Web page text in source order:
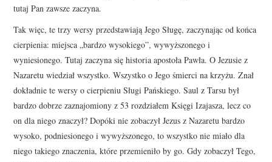
tutaj Pan zawsze zaczyna.
Tak więc, te trzy wersy przedstawiają Jego Sługę, zaczynając od końca
cierpienia: miejsca „bardzo wysokiego”, wywyższonego i
wyniesionego. Tutaj zaczyna się historia apostoła Pawła. O Jezusie z
Nazaretu wiedział wszystko. Wszystko o Jego śmierci na krzyżu. Znał
dokładnie te wersy o cierpieniu Sługi Pańskiego. Saul z Tarsu był
bardzo dobrze zaznajomiony z 53 rozdziałem Księgi Izajasza, lecz co
on dla niego znaczył? Dopóki nie zobaczył Jezus z Nazaretu bardzo
wysoko, podniesionego i wywyższonego, to wszystko nie miało dla
niego takiego znaczenia, które przemieniło by go. Gdy zobaczył Tego,